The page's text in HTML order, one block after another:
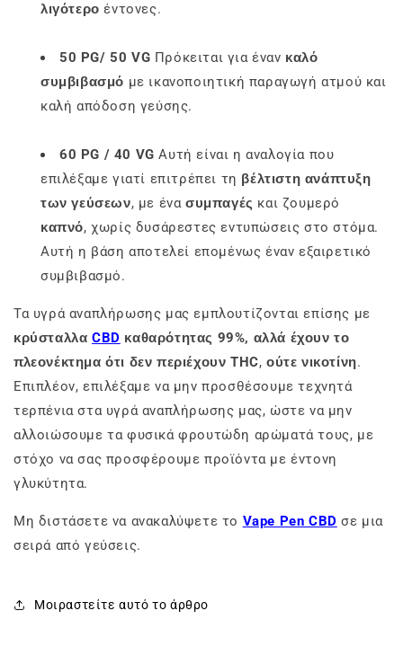
λιγότερο έντονες.
50 PG/ 50 VG Πρόκειται για έναν καλό
συμβιβασμό με ικανοποιητική παραγωγή ατμού και
καλή απόδοση γεύσης.
60 PG / 40 VG Αυτή είναι η αναλογία που
επιλέξαμε γιατί επιτρέπει τη βέλτιστη ανάπτυξη
των γεύσεων, με ένασυμπαγές και ζουμερό
καπνό, χωρίς δυσάρεστες εντυπώσεις στο στόμα.
Αυτή η βάση αποτελεί επομένως έναν εξαιρετικό
συμβιβασμό.
Τα υγρά αναπλήρωσης μας εμπλουτίζονται επίσης με
κρύσταλλα CBD καθαρότητας 99%, αλλά έχουν το
πλεονέκτημα ότι δεν περιέχουν THC,ούτε νικοτίνη.
Επιπλέον, επιλέξαμε να μην προσθέσουμε τεχνητά
τερπένια στα υγρά αναπλήρωσης μας, ώστε να μην
αλλοιώσουμε τα φυσικά φρουτώδη αρώματά τους, με
στόχο να σας προσφέρουμε προϊόντα με έντονη
γλυκύτητα.
Μη διστάσετε να ανακαλύψετε το Vape Pen CBD σε μια
σειρά από γεύσεις.
Μοιραστείτε αυτό το άρθρο